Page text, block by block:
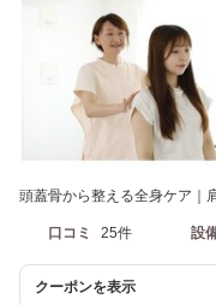
頭蓋骨から整える全身ケア｜
口コミ 25件 設
クーポンを表示